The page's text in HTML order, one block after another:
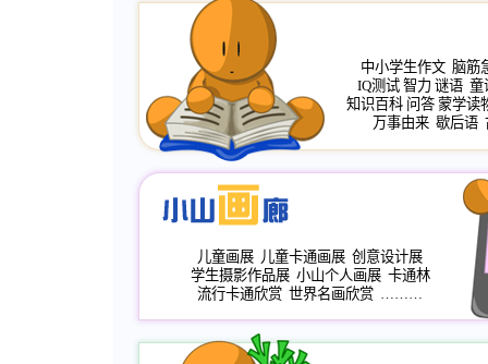
中小学生作文 脑筋
IQ测试 智力 谜语 童
知识百科 问答 蒙学读
万事由来 歇后语
儿童画展 儿童卡通画展 创意设计展
学生摄影作品展 小山个人画展 卡通林
流行卡通欣赏 世界名画欣赏 ………